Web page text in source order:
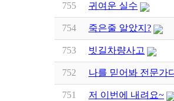
755 귀여운 실수
754 죽은줄 알았지?
753 빗길차량사고
752 나를 믿어봐 전문가
751 저 이번에 내려요~